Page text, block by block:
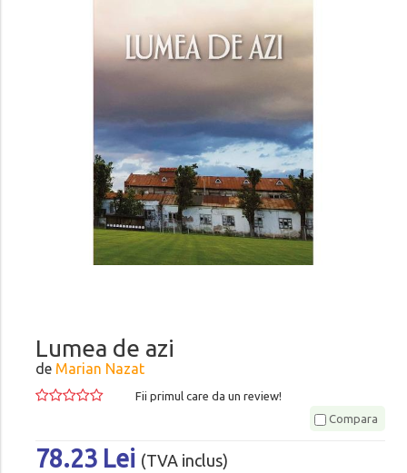
Lumea de azi
de Marian Nazat
Fii primul care da un review!
Compara
78.23 Lei (TVA inclus)